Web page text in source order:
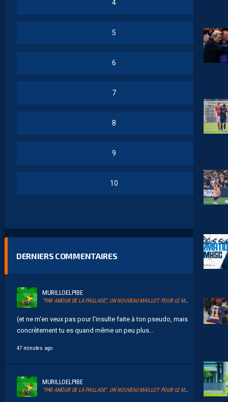
4
5
6
7
8
9
10
DERNIERS COMMENTAIRES
MURILLOELPIBE
“PAR AMOUR DE LA PAILLADE”, UN NOUVEAU MAILLOT POUR LE MHSC
(et ne m'en veux pas pour l'insulte faite à ton pseudo, mais
concrètement tu es quand même un peu plus...
47 minutes ago
MURILLOELPIBE
“PAR AMOUR DE LA PAILLADE”, UN NOUVEAU MAILLOT POUR LE MHSC